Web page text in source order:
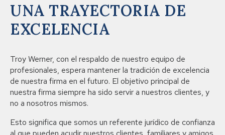
UNA TRAYECTORIA DE
EXCELENCIA
Troy Werner, con el respaldo de nuestro equipo de
profesionales, espera mantener la tradición de excelencia
de nuestra firma en el futuro. El objetivo principal de
nuestra firma siempre ha sido servir a nuestros clientes, y
no a nosotros mismos.
Esto significa que somos un referente jurídico de confianza